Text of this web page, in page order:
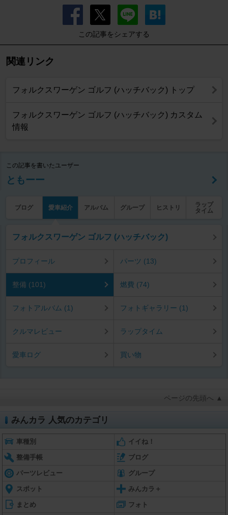
この記事をシェアする
関連リンク
フォルクスワーゲン ゴルフ (ハッチバック) トップ
フォルクスワーゲン ゴルフ (ハッチバック) カスタム
情報
この記事を書いたユーザー
ともーー
ブログ 愛車紹介 アルバム グループ ヒストリ
ラップ
タイム
フォルクスワーゲン ゴルフ (ハッチバック)
プロフィール パーツ (13)
整備 (101) 燃費 (74)
フォトアルバム (1) フォトギャラリー (1)
クルマレビュー ラップタイム
愛車ログ 買い物
ページの先頭へ ▲
みんカラ 人気のカテゴリ
車種別 イイね！
整備手帳 ブログ
パーツレビュー グループ
スポット みんカラ＋
まとめ フォト